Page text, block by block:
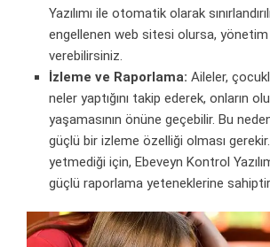
Yazılımı ile otomatik olarak
engellenen web sitesi olursa,
verebilirsiniz.
İzleme ve Raporlama: Aileler,
neler yaptığını takip ederek, onların
yaşamasının önüne geçebilir. Bu
güçlü bir izleme özelliği olması
yetmediği için, Ebeveyn Kontrol
güçlü raporlama yeteneklerine